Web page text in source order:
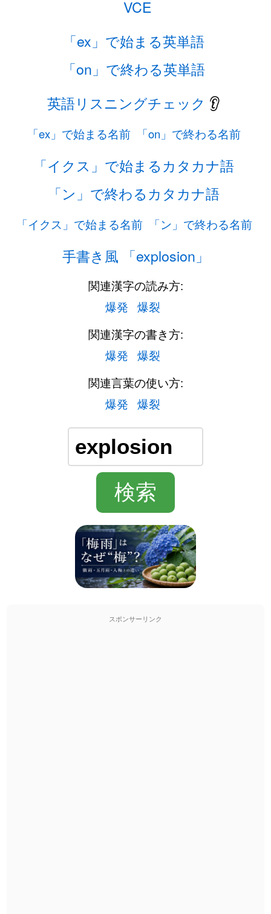
VCE
「ex」で始まる英単語
「on」で終わる英単語
英語リスニングチェック 👂
「ex」で始まる名前 「on」で終わる名前
「イクス」で始まるカタカナ語
「ン」で終わるカタカナ語
「イクス」で始まる名前 「ン」で終わる名前
手書き風 「explosion」
関連漢字の読み方:
爆発
爆裂
関連漢字の書き方:
爆発
爆裂
関連言葉の使い方:
爆発
爆裂
スポンサーリンク